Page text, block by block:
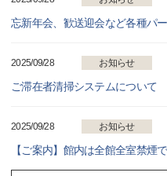
忘新年会、歓送迎会など各種パ
2025/09/28 お知らせ
ご滞在者清掃システムについて
2025/09/28 お知らせ
【ご案内】館内は全館全室禁煙